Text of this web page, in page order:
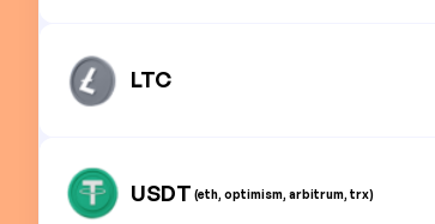
LTC
USDT (eth, optimism, arbitrum, trx)